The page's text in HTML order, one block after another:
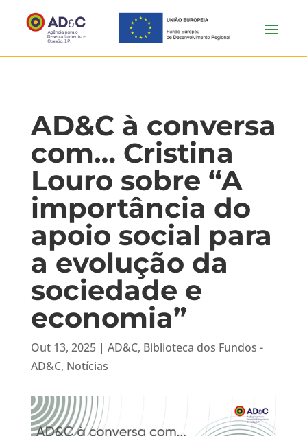
AD&C à conversa
com… Cristina
Louro sobre “A
importância do
apoio social para
a evolução da
sociedade e
economia”
Out 13, 2025| AD&C, Biblioteca dos Fundos -
AD&C, Notícias